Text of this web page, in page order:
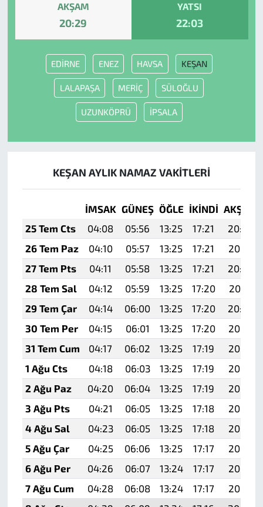
AKŞAM
20:29
YATSI
22:03
EDİRNE ENEZ HAVSA KEŞAN
LALAPAŞA MERİÇ SÜLOĞLU
UZUNKÖPRÜ İPSALA
KEŞAN AYLIK NAMAZ VAKITLERI
İMSAK GÜNEŞ ÖĞLE İKINDI AKŞAM
25 Tem Cts
04:08 05:56 13:25 17:21
20:44
26 Tem Paz
04:10 05:57 13:25 17:21
20:43
27 Tem Pts
04:11 05:58 13:25 17:21
20:42
28 Tem Sal
04:12 05:59 13:25 17:20
20:41
29 Tem Çar
04:14 06:00 13:25 17:20
20:40
30 Tem Per
04:15 06:01 13:25 17:20
20:39
31 Tem Cum
04:17 06:02 13:25 17:19
20:38
1 Ağu Cts
04:18 06:03 13:25 17:19
20:37
2 Ağu Paz
04:20 06:04 13:25 17:19
20:36
3 Ağu Pts
04:21 06:05 13:25 17:18
20:35
4 Ağu Sal
04:23 06:05 13:25 17:18
20:34
5 Ağu Çar
04:25 06:06 13:25 17:17
20:33
6 Ağu Per
04:26 06:07 13:24 17:17
20:32
7 Ağu Cum
04:28 06:08 13:24 17:17
20:30